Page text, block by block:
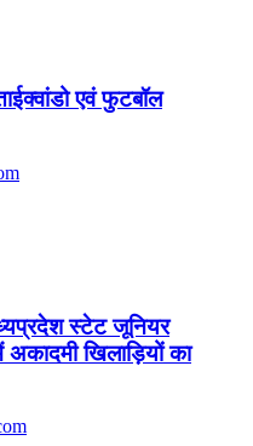
एवं फुटबॉल
स्टेट जूनियर
अकादमी खिलाड़ियों का